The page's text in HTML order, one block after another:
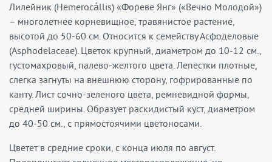
Лилейник (Hemerocállis) «Фореве Янг» («Вечно Молодой»)
– многолетнее корневищное, травянистое растение,
высотой до 50-60 см. Относится к семейству Асфоделовые
(Asphodelaceae). Цветок крупный, диаметром до 10-12 см.,
густомахровый, палево-желтого цвета. Лепестки плотные,
слегка загнуты на внешнюю сторону, гофрированные по
канту. Лист сочно-зеленого цвета, ремневидной формы,
средней ширины. Образует раскидистый куст, диаметром
до 40-50 см., с прямостоячими цветоносами.
Цветет в средние сроки, с конца июля по август.